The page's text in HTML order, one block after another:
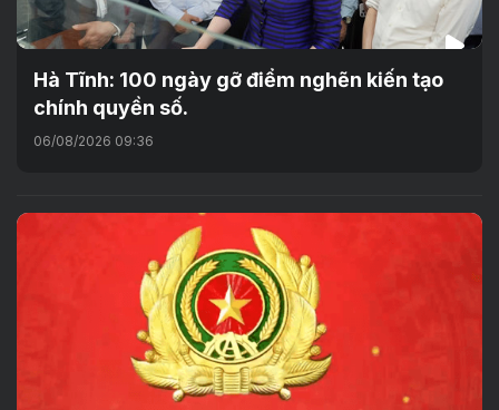
Hà Tĩnh: 100 ngày gỡ điểm nghẽn kiến tạo
chính quyền số.
06/08/2026 09:36